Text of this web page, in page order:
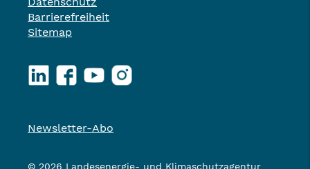
Barrierefreiheit
Sitemap
LinkedInFacebookYouTubeInstagram
Newsletter-Abo
© 2026 Landesenergie- und Klimaschutzagentur